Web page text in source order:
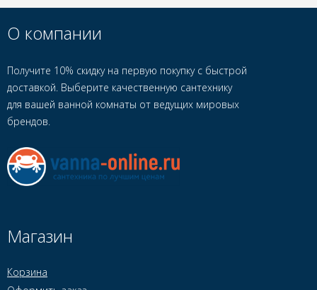
О компании
Получите 10% скидку на первую покупку с быстрой
доставкой. Выберите качественную сантехнику
для вашей ванной комнаты от ведущих мировых
брендов.
Магазин
Корзина